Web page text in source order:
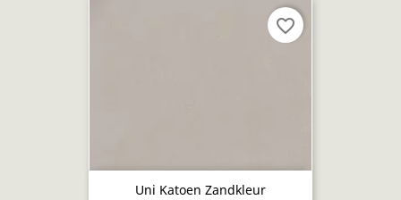
Uni Katoen Zandkleur
favorite_border